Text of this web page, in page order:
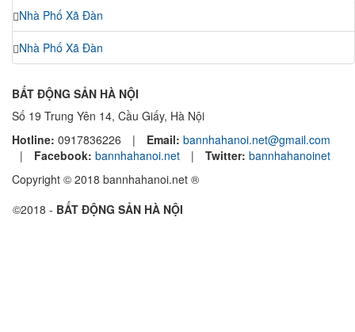
Nhà Phố Xã Đàn
Nhà Phố Xã Đàn
BẤT ĐỘNG SẢN HÀ NỘI
Số 19 Trung Yên 14, Cầu Giấy, Hà Nội
Hotline: 0917836226 | Email: bannhahanoi.net@gmail.com
|
Facebook: bannhahanoi.net | Twitter: bannhahanoinet
Copyright © 2018 bannhahanoi.net ®
©2018 - BẤT ĐỘNG SẢN HÀ NỘI